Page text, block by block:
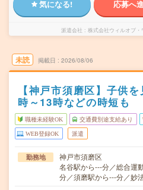
気になる! 応募へ
派遣会社 株式会社ウィルオブ
未読 掲載日 2026/08/06
【神戸市須磨区】子供
時～13時などの時短も
職種未経験OK 交通費別途支給あり
WEB登録OK 派遣
勤務地
神戸市須磨区
名谷駅から---分／総合運
分／須磨駅から---分／妙